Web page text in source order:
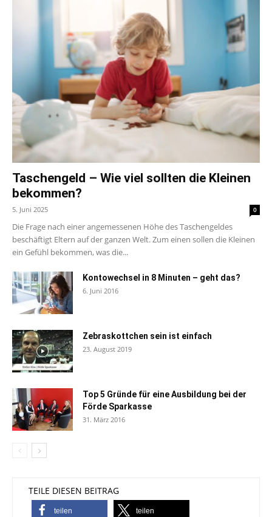
Taschengeld – Wie viel sollten die Kleinen
bekommen?
5. Juni 2025 0
Die Frage nach einer angemessenen Höhe des Taschengeldes
beschäftigt Eltern auf der ganzen Welt. Zum einen sollen die Kleinen
ein Gefühl bekommen, was die...
Kontowechsel in 8 Minuten – geht das?
6. Juni 2016
Zebraskottchen sein ist einfach
23. August 2019
Top 5 Gründe für eine Ausbildung bei der
Förde Sparkasse
31. März 2016
TEILE DIESEN BEITRAG
teilen teilen